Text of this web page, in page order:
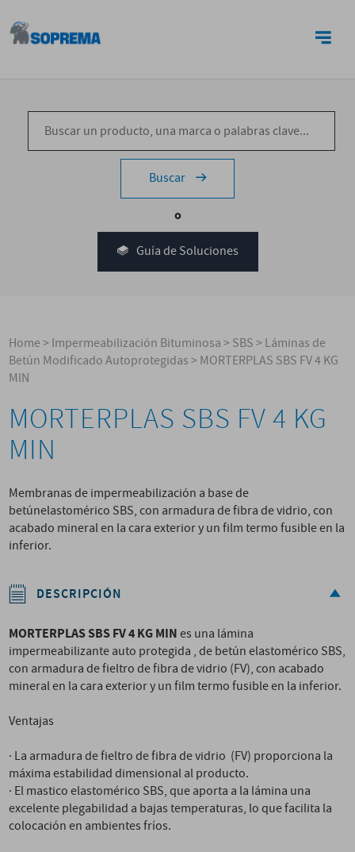
Buscar
o
Guía de Soluciones
Home>Impermeabilización Bituminosa>SBS>Láminas de
Betún Modificado Autoprotegidas>MORTERPLAS SBS FV 4 KG
MIN
MORTERPLAS SBS FV 4 KG
MIN
Membranas de impermeabilización a base de
betúnelastomérico SBS, con armadura de fibra de vidrio, con
acabado mineral en la cara exterior y un film termo fusible en la
inferior.
DESCRIPCIÓN
MORTERPLAS SBS FV 4 KG MINes una lámina
impermeabilizante auto protegida , de betún elastomérico SBS,
con armadura de fieltro de fibra de vidrio (FV), con acabado
mineral en la cara exterior y un film termo fusible en la inferior.
Ventajas
· La armadura de fieltro de fibra de vidrio (FV) proporciona la
máxima estabilidad dimensional al producto.
· El mastico elastomérico SBS, que aporta a la lámina una
excelente plegabilidad a bajas temperaturas, lo que facilita la
colocación en ambientes fríos.